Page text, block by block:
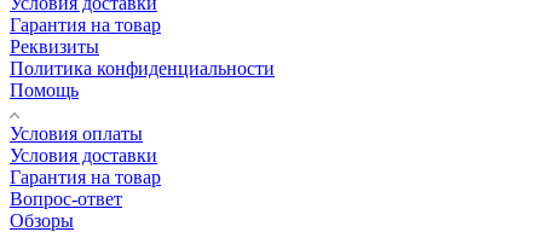
Гарантия на товар
Реквизиты
Политика конфиденциальности
Помощь
Условия оплаты
Условия доставки
Гарантия на товар
Вопрос-ответ
Обзоры